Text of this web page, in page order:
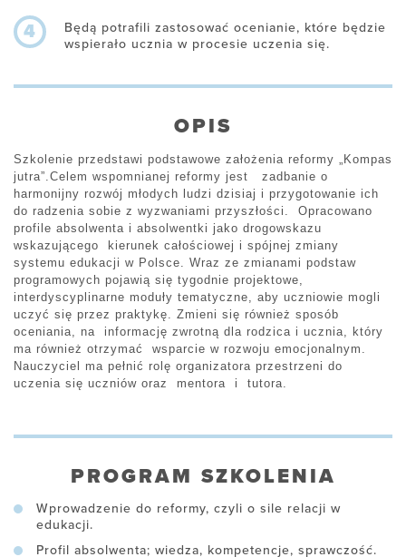
4
Będą potrafili zastosować ocenianie, które będzie
wspierało ucznia w procesie uczenia się.
OPIS
Szkolenie przedstawi podstawowe założenia reformy „Kompas
jutra”.Celem wspomnianej reformy jest zadbanie o
harmonijny rozwój młodych ludzi dzisiaj i przygotowanie ich
do radzenia sobie z wyzwaniami przyszłości. Opracowano
profile absolwenta i absolwentki jako drogowskazu
wskazującego kierunek całościowej i spójnej zmiany
systemu edukacji w Polsce. Wraz ze zmianami podstaw
programowych pojawią się tygodnie projektowe,
interdyscyplinarne moduły tematyczne, aby uczniowie mogli
uczyć się przez praktykę. Zmieni się również sposób
oceniania, na informację zwrotną dla rodzica i ucznia, który
ma również otrzymać wsparcie w rozwoju emocjonalnym.
Nauczyciel ma pełnić rolę organizatora przestrzeni do
uczenia się uczniów oraz mentora i tutora.
PROGRAM SZKOLENIA
Wprowadzenie do reformy, czyli o sile relacji w
edukacji.
Profil absolwenta; wiedza, kompetencje, sprawczość.